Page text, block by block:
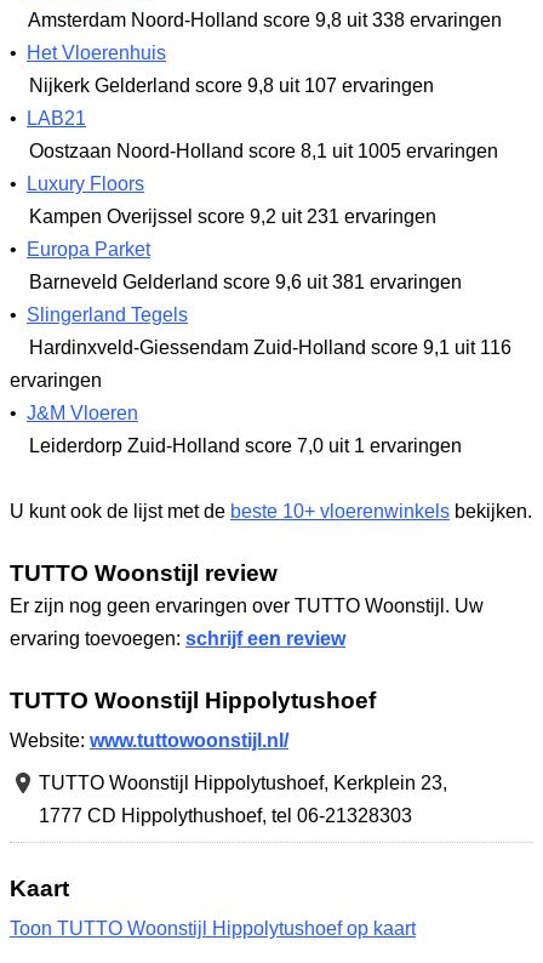
Amsterdam Noord-Holland score 9,8 uit 338 ervaringen
•
Het Vloerenhuis
Nijkerk Gelderland score 9,8 uit 107 ervaringen
•
LAB21
Oostzaan Noord-Holland score 8,1 uit 1005 ervaringen
•
Luxury Floors
Kampen Overijssel score 9,2 uit 231 ervaringen
•
Europa Parket
Barneveld Gelderland score 9,6 uit 381 ervaringen
• Slingerland Tegels
Hardinxveld-Giessendam Zuid-Holland score 9,1 uit 116
ervaringen
• J&M Vloeren
Leiderdorp Zuid-Holland score 7,0 uit 1 ervaringen
U kunt ook de lijst met de beste 10+ vloerenwinkels bekijken.
TUTTO Woonstijl review
Er zijn nog geen ervaringen over TUTTO Woonstijl. Uw
ervaring toevoegen: schrijf een review
TUTTO Woonstijl Hippolytushoef
Website: www.tuttowoonstijl.nl/
TUTTO Woonstijl Hippolytushoef, Kerkplein 23,
1777 CD Hippolythushoef, tel 06-21328303
Kaart
Toon TUTTO Woonstijl Hippolytushoef op kaart